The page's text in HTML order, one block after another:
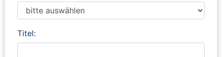
Titel: